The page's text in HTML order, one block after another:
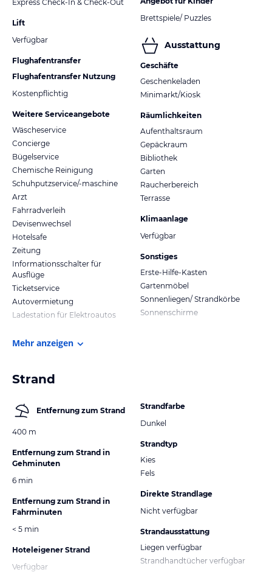
Express Check-In & Check-Out
Lift
Verfügbar
Flughafentransfer
Flughafentransfer Nutzung
Kostenpflichtig
Weitere Serviceangebote
Wäscheservice
Concierge
Bügelservice
Chemische Reinigung
Schuhputzservice/-maschine
Arzt
Fahrradverleih
Devisenwechsel
Hotelsafe
Zeitung
Informationsschalter für
Ausflüge
Ticketservice
Autovermietung
Ladestation für Elektroautos
Brettspiele/ Puzzles
Ausstattung
Geschäfte
Geschenkeladen
Minimarkt/Kiosk
Räumlichkeiten
Aufenthaltsraum
Gepäckraum
Bibliothek
Garten
Raucherbereich
Terrasse
Klimaanlage
Verfügbar
Sonstiges
Erste-Hilfe-Kasten
Gartenmöbel
Sonnenliegen/ Strandkörbe
Sonnenschirme
Mehr anzeigen
Strand
Entfernung zum Strand
400 m
Entfernung zum Strand in
Gehminuten
6 min
Entfernung zum Strand in
Fahrminuten
< 5 min
Hoteleigener Strand
Verfügbar
Strandfarbe
Dunkel
Strandtyp
Kies
Fels
Direkte Strandlage
Nicht verfügbar
Strandausstattung
Liegen verfügbar
Strandhandtücher verfügbar